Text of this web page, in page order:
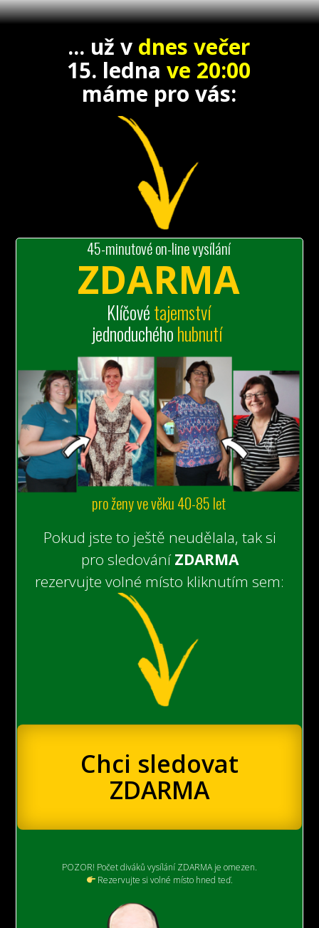
... už v dnes večer
15. lednave 20:00
máme pro vás:
45-minutové on-line vysílání
ZDARMA
Klíčovétajemství
jednoduchéhohubnutí
pro ženy ve věku 40-85 let
Pokud jste to ještě neudělala, tak si
pro sledováníZDARMA
rezervujte volné místo kliknutím sem:
Chci sledovat
ZDARMA
POZOR! Počet diváků vysílání ZDARMA je omezen.
Rezervujte si volné místo hned teď.